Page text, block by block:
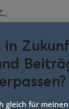
für
in
gleich für